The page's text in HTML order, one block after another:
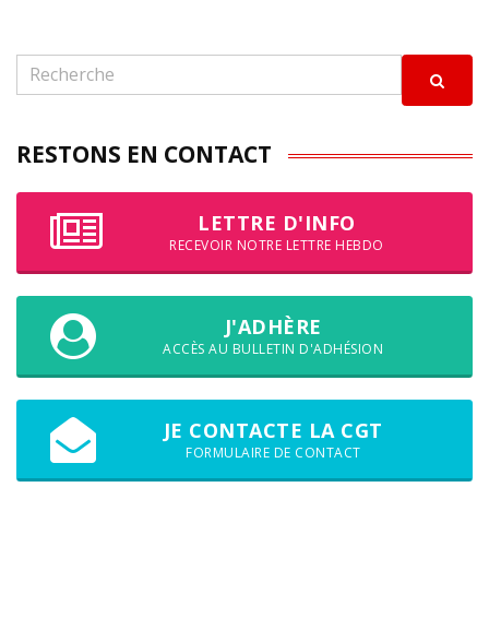
RESTONS EN CONTACT
LETTRE D'INFO
RECEVOIR NOTRE LETTRE HEBDO
J'ADHÈRE
ACCÈS AU BULLETIN D'ADHÉSION
JE CONTACTE LA CGT
FORMULAIRE DE CONTACT